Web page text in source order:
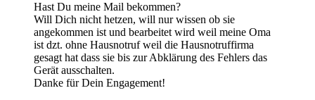
Hast Du meine Mail bekommen?
Will Dich nicht hetzen, will nur wissen ob sie
angekommen ist und bearbeitet wird weil meine Oma
ist dzt. ohne Hausnotruf weil die Hausnotruffirma
gesagt hat dass sie bis zur Abklärung des Fehlers das
Gerät ausschalten.
Danke für Dein Engagement!